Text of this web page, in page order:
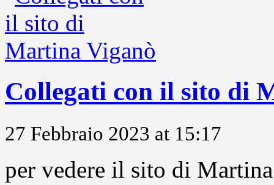
Collegati con il sito di
27 Febbraio 2023 at 15:17
per vedere il sito di